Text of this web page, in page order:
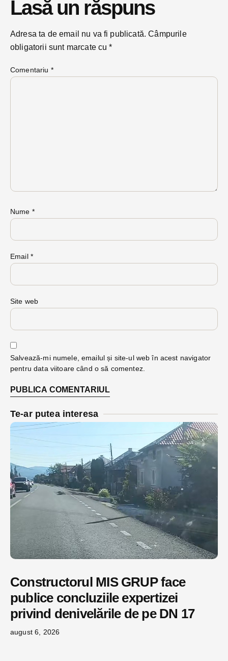
Lasă un răspuns
Adresa ta de email nu va fi publicată. Câmpurile
obligatorii sunt marcate cu*
Comentariu *
Nume *
Email *
Site web
Salvează-mi numele, emailul și site-ul web în acest navigator
pentru data viitoare când o să comentez.
Te-ar putea interesa
Constructorul MIS GRUP face
publice concluziile expertizei
privind denivelările de pe DN 17
august 6, 2026